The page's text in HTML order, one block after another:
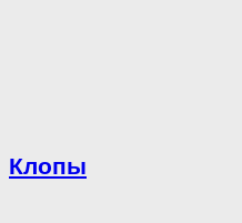
Клопы